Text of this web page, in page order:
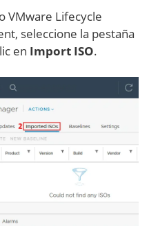
VMware Lifecycle
seleccione la pestaña
en Import ISO.